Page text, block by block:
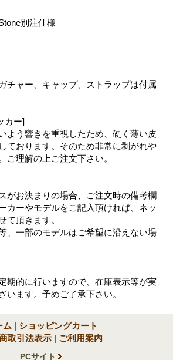
別注仕様
チャー、キャップ、ストラップは付属
カー]
よう響きを重視したため、硬く薄い皮
ております。そのため非常に剥がれや
ご理解の上ご注文下さい。
がお決まりの場合、ご注文時の備考欄
カーやモデルをご記入頂ければ、ネッ
て頂きます。
、一部のモデルはご希望に沿えない場
期的に行いますので、在庫表示等が実
います。予めご了承下さい。
ム | ショッピングカート
取引法表示 | ご利用案内
PCサイト